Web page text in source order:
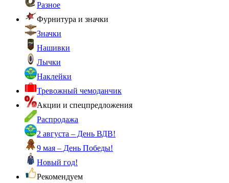
Разное
Фурнитура и значки
Значки
Нашивки
Лычки
Наклейки
Тревожный чемоданчик
Акции и спецпредложения
Распродажа
2 августа – День ВДВ!
9 мая – День Победы!
Новый год!
Рекомендуем